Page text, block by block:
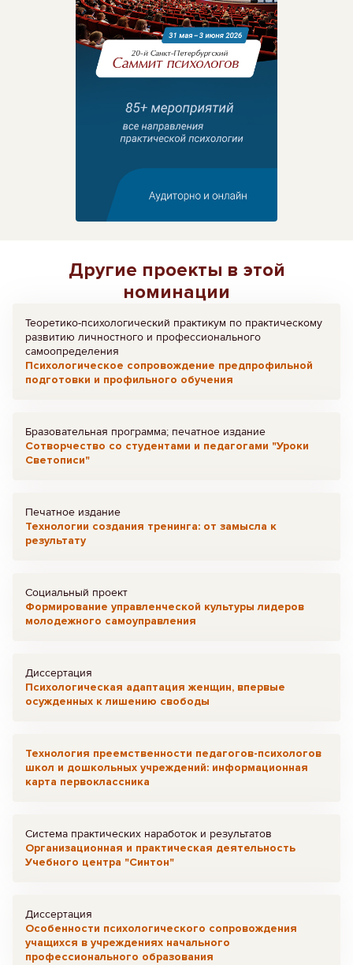
Другие проекты в этой
номинации
Теоретико-психологический практикум по практическому
развитию личностного и профессионального
самоопределения
Психологическое сопровождение предпрофильной
подготовки и профильного обучения
Бразовательная программа; печатное издание
Сотворчество со студентами и педагогами "Уроки
Светописи"
Печатное издание
Технологии создания тренинга: от замысла к
результату
Социальный проект
Формирование управленческой культуры лидеров
молодежного самоуправления
Диссертация
Психологическая адаптация женщин, впервые
осужденных к лишению свободы
Технология преемственности педагогов-психологов
школ и дошкольных учреждений: информационная
карта первоклассника
Система практических наработок и результатов
Организационная и практическая деятельность
Учебного центра "Синтон"
Диссертация
Особенности психологического сопровождения
учащихся в учреждениях начального
профессионального образования